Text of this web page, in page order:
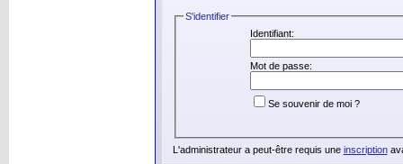
S'identifier
Identifiant:
Mot de passe:
Se souvenir de moi ?
L'administrateur a peut-être requis une inscription